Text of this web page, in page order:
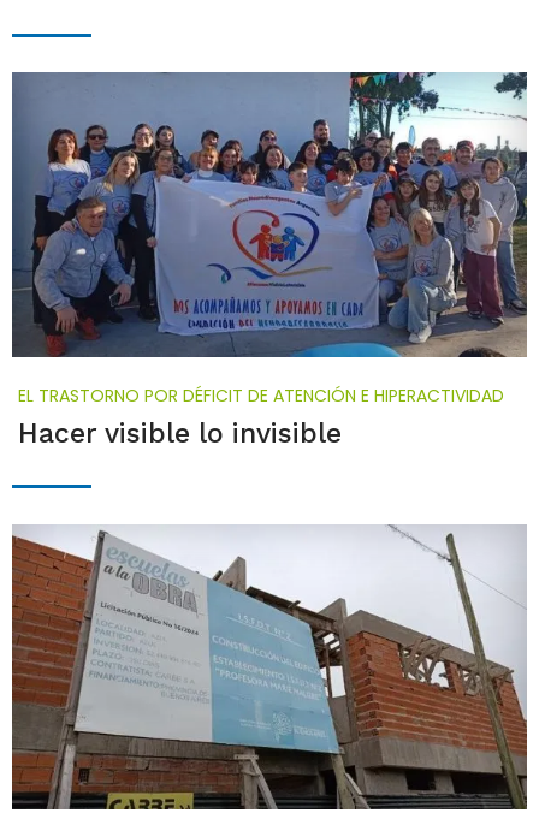
EL TRASTORNO POR DÉFICIT DE ATENCIÓN E HIPERACTIVIDAD
Hacer visible lo invisible